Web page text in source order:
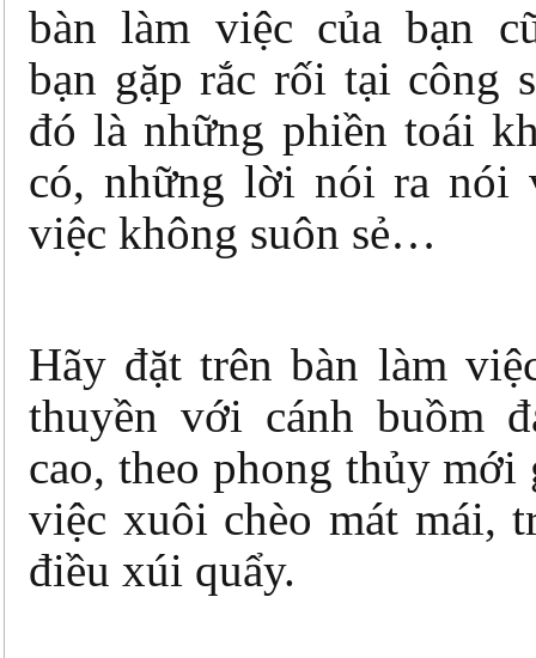
bàn làm việc của bạn
bạn gặp rắc rối tại công
đó là những phiền toái
có, những lời nói ra nói
việc không suôn sẻ…
Hãy đặt trên bàn làm
thuyền với cánh buồm
cao, theo phong thủy mới
việc xuôi chèo mát mái,
điều xúi quẩy.